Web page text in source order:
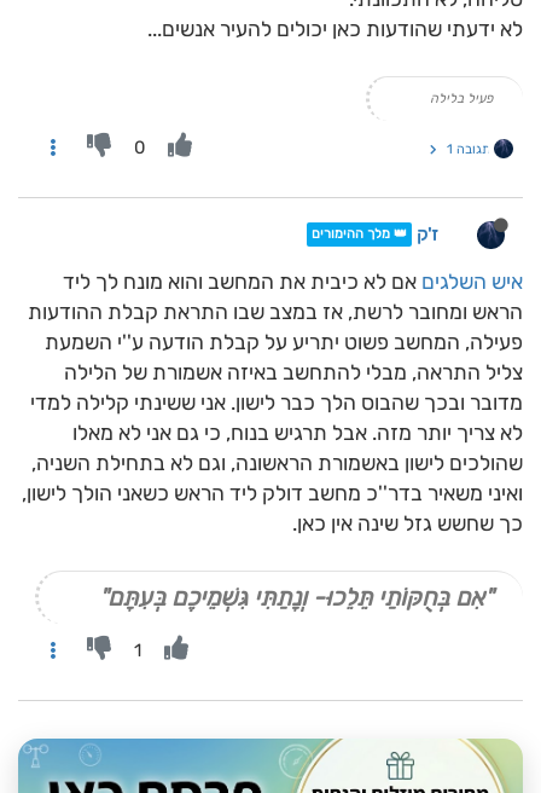
לא ידעתי שהודעות כאן יכולים להעיר אנשים...
פעיל בלילה
תגובה 1 0
ז'ק 👑 מלך ההימורים
איש השלגים אם לא כיבית את המחשב והוא מונח לך ליד
הראש ומחובר לרשת, אז במצב שבו התראת קבלת ההודעות
פעילה, המחשב פשוט יתריע על קבלת הודעה ע''י השמעת
צליל התראה, מבלי להתחשב באיזה אשמורת של הלילה
מדובר ובכך שהבוס הלך כבר לישון. אני ששינתי קלילה למדי
לא צריך יותר מזה. אבל תרגיש בנוח, כי גם אני לא מאלו
שהולכים לישון באשמורת הראשונה, וגם לא בתחילת השניה,
ואיני משאיר בדר''כ מחשב דולק ליד הראש כשאני הולך לישון,
כך שחשש גזל שינה אין כאן.
"אִם בְּחֻקּוֹתַי תֵּלֵכוּ- וְנָתַתִּי גִּשְׁמֵיכֶם בְּעִתָּם"
1